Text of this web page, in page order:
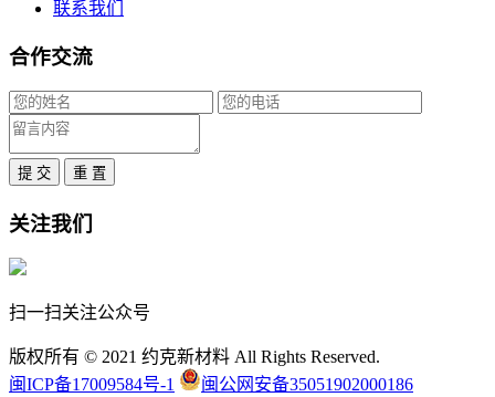
联系我们
合作交流
提 交 重 置
关注我们
扫一扫关注公众号
版权所有 © 2021 约克新材料 All Rights Reserved.
闽ICP备17009584号-1
闽公网安备35051902000186